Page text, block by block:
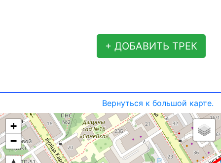
+ ДОБАВИТЬ ТРЕК
Вернуться к большой карте.
+
−